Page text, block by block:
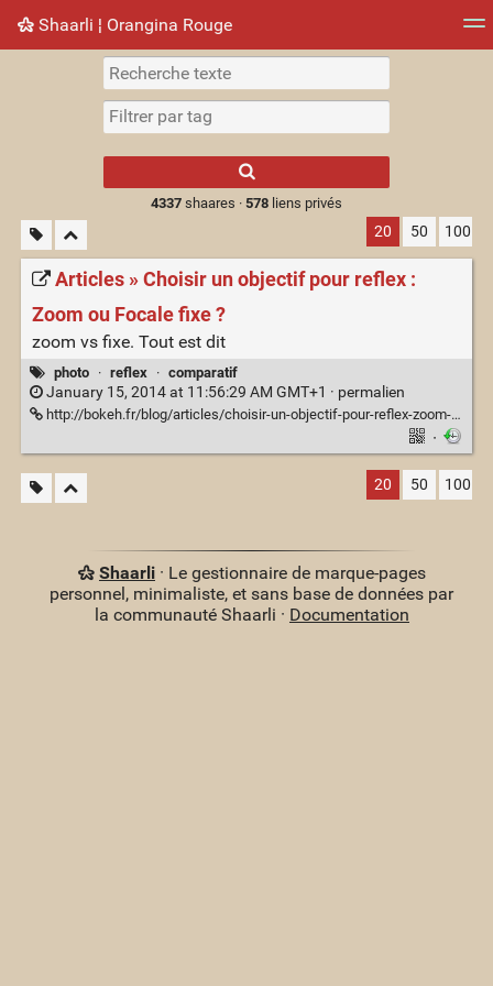
Shaarli ¦ Orangina Rouge
Nuage de tags Mur d'images
results.
4337shaares · 578liens privés
20 50 100
Articles » Choisir un objectif pour reflex :
Zoom ou Focale fixe ?
zoom vs fixe. Tout est dit
photo · reflex · comparatif
January 15, 2014 at 11:56:29 AM GMT+1 · permalien
http://bokeh.fr/blog/articles/choisir-un-objectif-pour-reflex-zoom-ou-focale-fixe/
·
20 50 100
Shaarli· Le gestionnaire de marque-pages
personnel, minimaliste, et sans base de données par
la communauté Shaarli · Documentation